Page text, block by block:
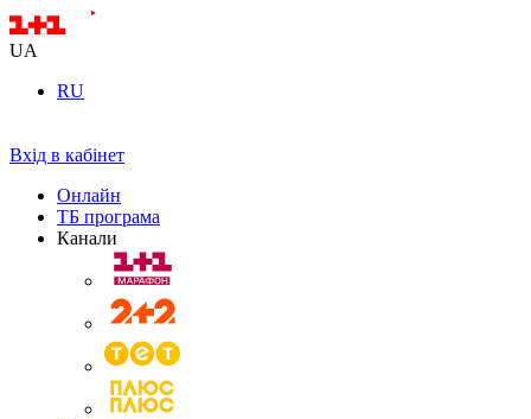
UA
RU
Вхід в кабінет
Онлайн
ТБ програма
Канали